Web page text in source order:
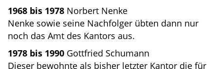
1968 bis 1978Norbert Nenke
Nenke sowie seine Nachfolger übten dann nur
noch das Amt des Kantors aus.
1978 bis 1990Gottfried Schumann
Dieser bewohnte als bisher letzter Kantor die für